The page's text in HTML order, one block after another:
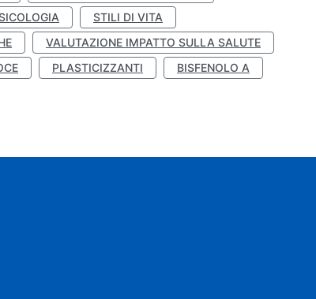
STILI DI VITA
VALUTAZIONE IMPATTO SULLA SALUTE
PLASTICIZZANTI
BISFENOLO A